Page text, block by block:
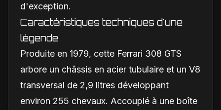
d'exception.
Caractéristiques techniques d'une
légende
Produite en 1979, cette Ferrari 308 GTS
arbore un châssis en acier tubulaire et un V8
transversal de 2,9 litres développant
environ 255 chevaux. Accouplé à une boîte